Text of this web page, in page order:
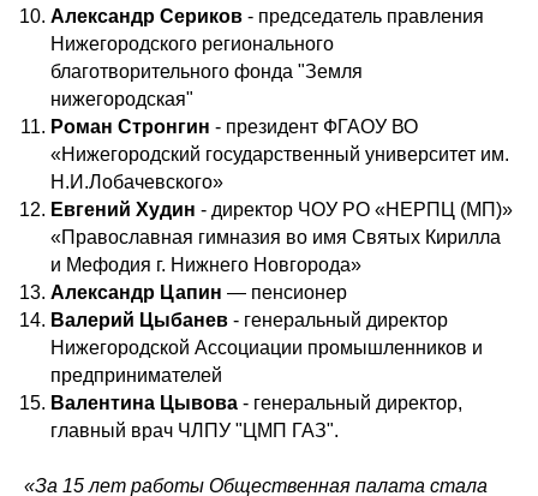
Александр Сериков - председатель правления
Нижегородского регионального
благотворительного фонда "Земля
нижегородская"
Роман Стронгин - президент ФГАОУ ВО
«Нижегородский государственный университет им.
Н.И.Лобачевского»
Евгений Худин - директор ЧОУ РО «НЕРПЦ (МП)»
«Православная гимназия во имя Святых Кирилла
и Мефодия г. Нижнего Новгорода»
Александр Цапин — пенсионер
Валерий Цыбанев - генеральный директор
Нижегородской Ассоциации промышленников и
предпринимателей
Валентина Цывова - генеральный директор,
главный врач ЧЛПУ "ЦМП ГАЗ".
«За 15 лет работы Общественная палата стала